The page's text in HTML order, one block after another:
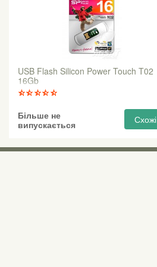
USB Flash Silicon Power Touch T02
16Gb
Більше не
випускається
Схожі